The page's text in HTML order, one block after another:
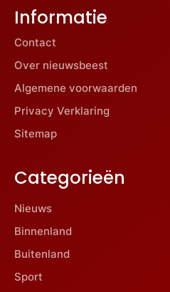
Informatie
Contact
Over nieuwsbeest
Algemene voorwaarden
Privacy Verklaring
Sitemap
Categorieën
Nieuws
Binnenland
Buitenland
Sport